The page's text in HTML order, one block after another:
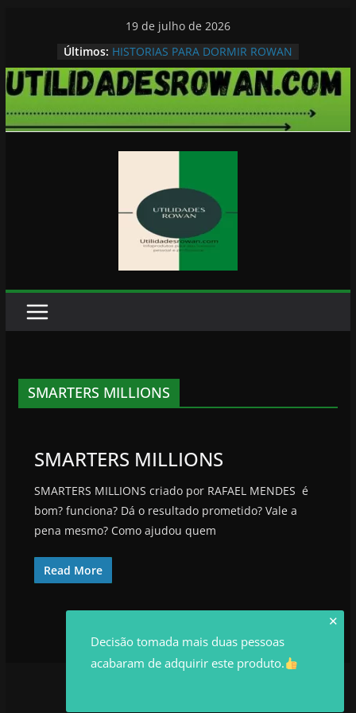
conteúdo
19 de julho de 2026
Últimos: HISTORIAS PARA DORMIR ROWAN
SMARTERS MILLIONS
SMARTERS MILLIONS
SMARTERS MILLIONS criado por RAFAEL MENDES é
bom? funciona? Dá o resultado prometido? Vale a
pena mesmo? Como ajudou quem
Read More
✕
Decisão tomada mais duas pessoas
acabaram de adquirir este produto.